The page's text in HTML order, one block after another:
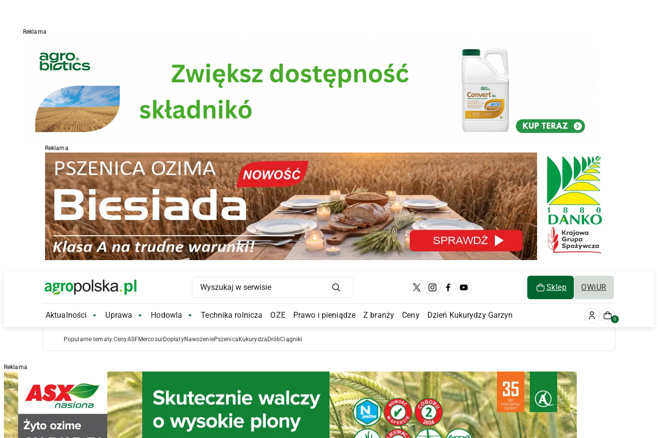
Reklama
Reklama
Main Logo Sklep OWiUR
Main Navigation
Aktualności Aktualności Submenu
Uprawa Uprawa Submenu
Hodowla Hodowla Submenu
Technika rolnicza OZE Prawo i pieniądze Z branży Ceny Dzień Kukurydzy Garzyn 0
Popularne tematy:CenyASFMercosurDopłatyNawożeniePszenica Kukurydza DróbCiągniki
Reklama